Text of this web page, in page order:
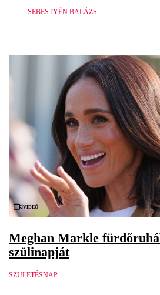
SEBESTYÉN BALÁZS
Videó
Meghan Markle
szülinapját
SZÜLETÉSNAP